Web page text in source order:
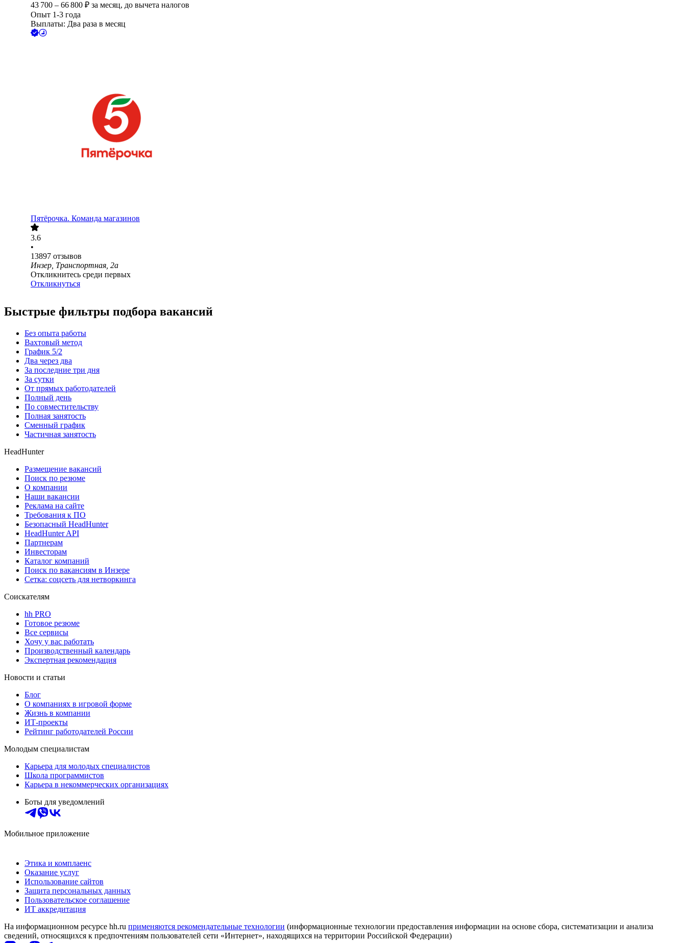
43 700 – 66 800 ₽ за месяц, до вычета налогов
Опыт 1-3 года
Выплаты: Два раза в месяц
Пятёрочка. Команда магазинов
3.6
•
13897 отзывов
Инзер, Транспортная, 2а
Откликнитесь среди первых
Откликнуться
Быстрые фильтры подбора вакансий
Без опыта работы
Вахтовый метод
График 5/2
Два через два
За последние три дня
За сутки
От прямых работодателей
Полный день
По совместительству
Полная занятость
Сменный график
Частичная занятость
HeadHunter
Размещение вакансий
Поиск по резюме
О компании
Наши вакансии
Реклама на сайте
Требования к ПО
Безопасный HeadHunter
HeadHunter API
Партнерам
Инвесторам
Каталог компаний
Поиск по вакансиям в Инзере
Сетка: соцсеть для нетворкинга
Соискателям
hh PRO
Готовое резюме
Все сервисы
Хочу у вас работать
Производственный календарь
Экспертная рекомендация
Новости и статьи
Блог
О компаниях в игровой форме
Жизнь в компании
ИТ-проекты
Рейтинг работодателей России
Молодым специалистам
Карьера для молодых специалистов
Школа программистов
Карьера в некоммерческих организациях
Боты для уведомлений
Мобильное приложение
Этика и комплаенс
Оказание услуг
Использование сайтов
Защита персональных данных
Пользовательское соглашение
ИТ аккредитация
На информационном ресурсе hh.ru применяются рекомендательные технологии (информационные технологии предоставления информации на основе сбора, систематизации и анализа
сведений, относящихся к предпочтениям пользователей сети «Интернет», находящихся на территории Российской Федерации)